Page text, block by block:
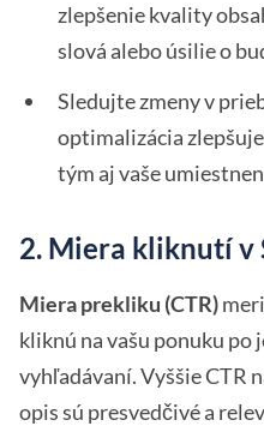
zlepšenie kvality
slová alebo úsilie o
Sledujte zmeny v
optimalizácia
tým aj vaše
2. Miera kliknutí v
Miera prekliku (CTR)
kliknú na vašu ponuku po
vyhľadávaní. Vyššie CTR
opis sú presvedčivé a